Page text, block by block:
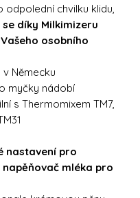
odpolední chvilku klidu,
díky Milkimizeru
osobního
Německu
myčky nádobí
s Thermomixem TM7,
nastavení pro
napěňovač mléka pro